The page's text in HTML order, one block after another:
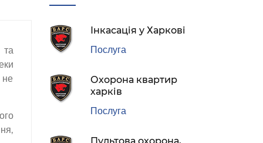
та
не
Інкасація у Харкові
Послуга
Охорона квартир
харків
Послуга